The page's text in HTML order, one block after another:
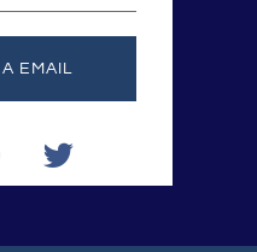
EMAIL
T
w